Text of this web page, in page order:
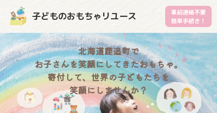
子どものおもちゃリユース
事前連絡不要
簡単手続き！
北海道鹿追町で
お子さんを笑顔にしてきたおもちゃ。
寄付して、世界の子どもたちを
笑顔にしませんか？